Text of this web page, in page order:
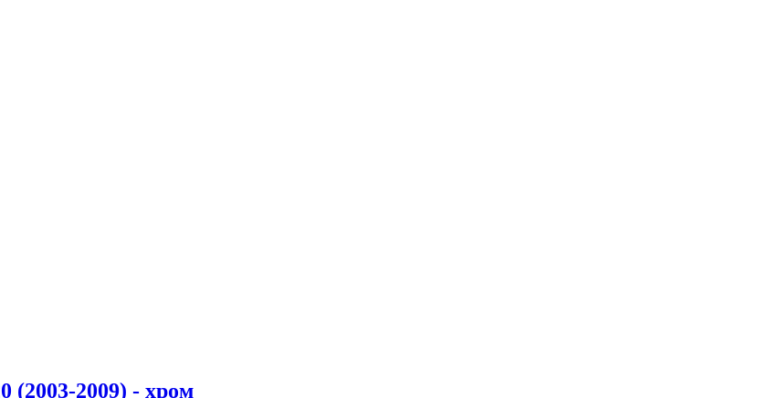
(2003-2009) - хром